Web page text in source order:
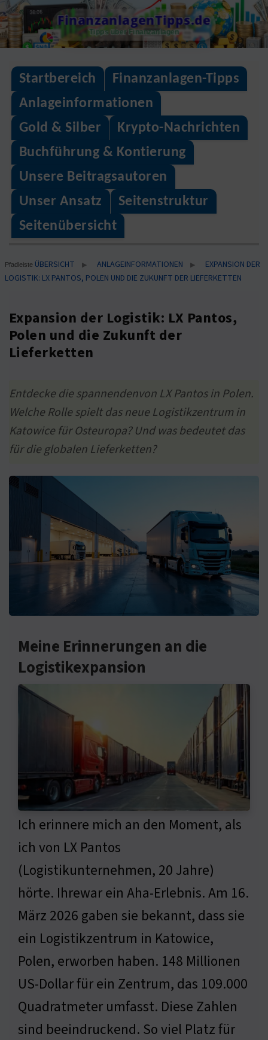
Skip
to
content
FinanzanlagenTipps.de
Tipps über Finanzanlagen
Startbereich
Finanzanlagen-Tipps
Anlageinformationen
Gold & Silber
Krypto-Nachrichten
Buchführung & Kontierung
Unsere Beitragsautoren
Unser Ansatz
Seitenstruktur
Seitenübersicht
Pfadleiste ÜBERSICHT ▶ ANLAGEINFORMATIONEN ▶
EXPANSION DER
LOGISTIK: LX PANTOS, POLEN UND DIE ZUKUNFT DER LIEFERKETTEN
Expansion der Logistik: LX Pantos,
Polen und die Zukunft der
Lieferketten
Entdecke die spannendenvon LX Pantos in Polen.
Welche Rolle spielt das neue Logistikzentrum in
Katowice für Osteuropa? Und was bedeutet das
für die globalen Lieferketten?
Meine Erinnerungen an die
Logistikexpansion
Ich erinnere mich an den Moment, als
ich von LX Pantos
(Logistikunternehmen, 20 Jahre)
hörte. Ihrewar ein Aha-Erlebnis. Am 16.
März 2026 gaben sie bekannt, dass sie
ein Logistikzentrum in Katowice,
Polen, erworben haben. 148 Millionen
US-Dollar für ein Zentrum, das 109.000
Quadratmeter umfasst. Diese Zahlen
sind beeindruckend. So viel Platz für